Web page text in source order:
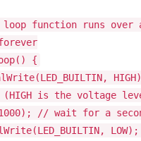
function runs over
{
(HIGH is the voltage
// wait for a